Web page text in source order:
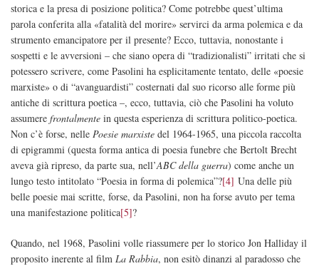
storica e la presa di posizione politica? Come potrebbe quest’ultima
parola conferita alla «fatalità del morire» servirci da arma polemica e da
strumento emancipatore per il presente? Ecco, tuttavia, nonostante i
sospetti e le avversioni – che siano opera di “tradizionalisti” irritati che si
potessero scrivere, come Pasolini ha esplicitamente tentato, delle «poesie
marxiste» o di “avanguardisti” costernati dal suo ricorso alle forme più
antiche di scrittura poetica –, ecco, tuttavia, ciò che Pasolini ha voluto
assumere frontalmente in questa esperienza di scrittura politico-poetica.
Non c’è forse, nelle Poesie marxiste del 1964-1965, una piccola raccolta
di epigrammi (questa forma antica di poesia funebre che Bertolt Brecht
aveva già ripreso, da parte sua, nell’ABC della guerra) come anche un
lungo testo intitolato “Poesia in forma di polemica”?[4] Una delle più
belle poesie mai scritte, forse, da Pasolini, non ha forse avuto per tema
una manifestazione politica[5]?
Quando, nel 1968, Pasolini volle riassumere per lo storico Jon Halliday il
proposito inerente al film La Rabbia, non esitò dinanzi al paradosso che